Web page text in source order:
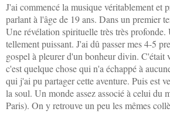
J'ai commencé la musique véritablement et
parlant à l'âge de 19 ans. Dans un premier
Une révélation spirituelle très très
tellement puissant. J'ai dû passer mes 4-5
gospel à pleurer d'un bonheur divin. C'était
c'est quelque chose qui n'a échappé à
qui j'ai pu partager cette aventure. Puis est
la soul. Un monde assez associé à celui du
Paris). On y retrouve un peu les mêmes